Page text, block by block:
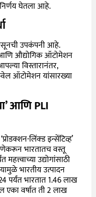
निर्णय घेतला आहे.
उपकंपनी आहे.
आणि औद्योगिक ऑटोमेशन
विस्तारानंतर,
ऑटोमेशन यांसारख्या
आणि PLI
लिंक्ड इन्सेंटिव्ह’
भारतातच वस्तू
उद्योगांसाठी
भारतीय उत्पादन
पर्यंत भारतात 1.46 लाख
वर्षात ती 2 लाख